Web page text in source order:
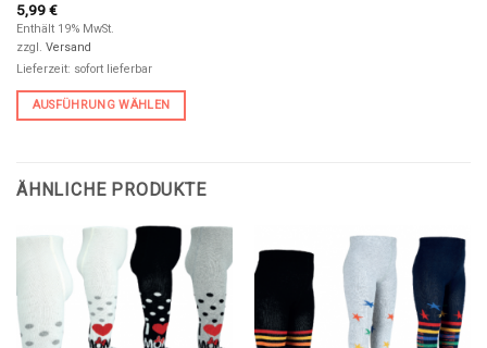
Bewertet
mit5.00
von 5
5,99€
Enthält 19% MwSt.
zzgl. Versand
Lieferzeit: sofort lieferbar
AUSFÜHRUNG WÄHLEN
ÄHNLICHE PRODUKTE